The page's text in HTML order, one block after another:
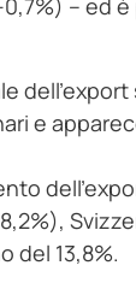
– ed
dell’export
e
del 13,8%.